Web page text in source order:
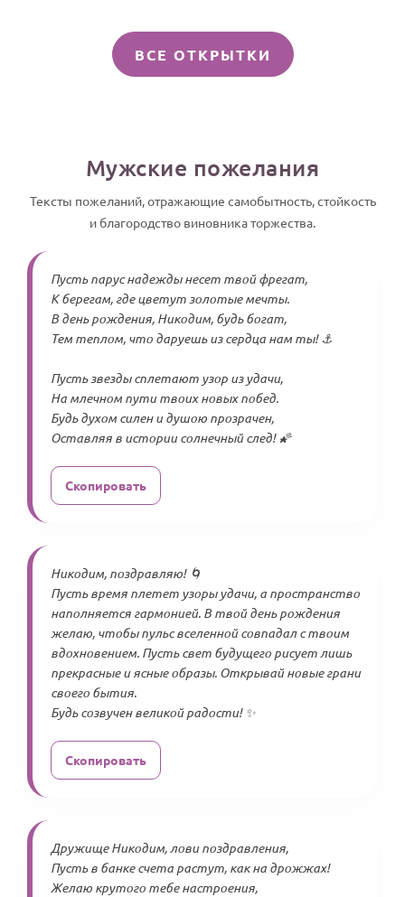
ВСЕ ОТКРЫТКИ
Мужские пожелания
Тексты пожеланий, отражающие самобытность, стойкость
и благородство виновника торжества.
Пусть парус надежды несет твой фрегат,
К берегам, где цветут золотые мечты.
В день рождения, Никодим, будь богат,
Тем теплом, что даруешь из сердца нам ты! ⚓
Пусть звезды сплетают узор из удачи,
На млечном пути твоих новых побед.
Будь духом силен и душою прозрачен,
Оставляя в истории солнечный след! 🌠
Скопировать
Никодим, поздравляю! 🌀
Пусть время плетет узоры удачи, а пространство
наполняется гармонией. В твой день рождения
желаю, чтобы пульс вселенной совпадал с твоим
вдохновением. Пусть свет будущего рисует лишь
прекрасные и ясные образы. Открывай новые грани
своего бытия.
Будь созвучен великой радости! ✨
Скопировать
Дружище Никодим, лови поздравления,
Пусть в банке счета растут, как на дрожжах!
Желаю крутого тебе настроения,